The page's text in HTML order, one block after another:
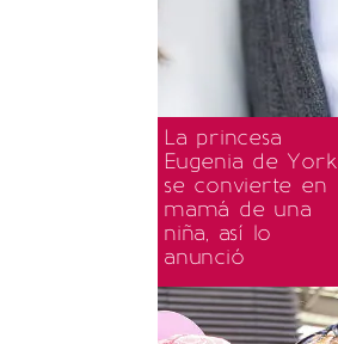
La princesa
Eugenia de York
se convierte en
mamá de una
niña, así lo
anunció